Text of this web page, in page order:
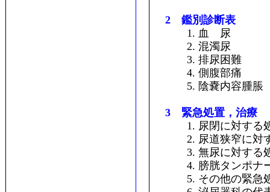
2 鑑別診断表
1. 血 尿
2. 混濁尿
3. 排尿困難
4. 側腹部痛
5. 陰嚢内容腫脹
3 緊急処置，治療
1. 尿閉に対する処
2. 尿道狭窄に対
3. 無尿に対する
4. 膀胱タンポナー
5. その他の緊急処